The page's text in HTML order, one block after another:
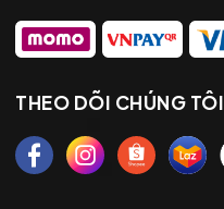
THEO DÕI CHÚNG TÔI